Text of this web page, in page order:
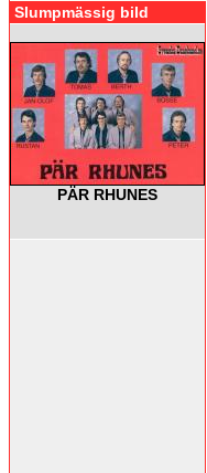
Slumpmässig bild
PÄR RHUNES